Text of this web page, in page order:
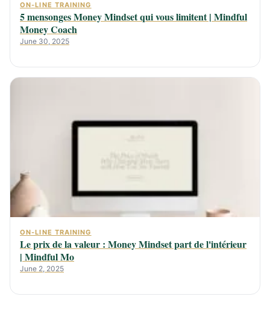
ON-LINE TRAINING
5 mensonges Money Mindset qui vous limitent | Mindful
Money Coach
June 30, 2025
ON-LINE TRAINING
Le prix de la valeur : Money Mindset part de l'intérieur
| Mindful Mo
June 2, 2025